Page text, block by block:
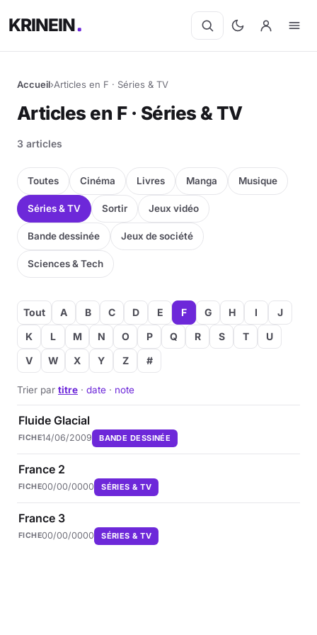
KRINEIN
Accueil›Articles en F · Séries & TV
Articles en F · Séries & TV
3 articles
Toutes Cinéma Livres Manga Musique
Séries & TV Sortir Jeux vidéo
Bande dessinée Jeux de société
Sciences & Tech
Tout A B C D E F G H I
J
K
L M N O P Q R S T
U
V
W X Y Z #
Trier par titre · date · note
Fluide Glacial
FICHE14/06/2009 BANDE DESSINÉE
France 2
FICHE00/00/0000 SÉRIES & TV
France 3
FICHE00/00/0000 SÉRIES & TV